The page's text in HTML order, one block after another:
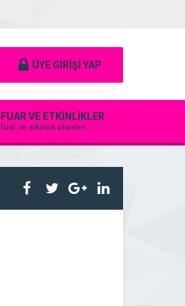
ÜYE GİRİŞİ YAP
FUAR VE ETKİNLİKLER
fuar ve etkinlik planları